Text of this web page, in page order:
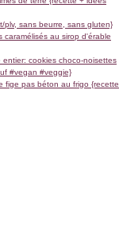
plv, sans beurre, sans gluten}
au sirop d'érable
cookies choco-noisettes
#vegan #veggie}
fige pas béton au frigo {recette